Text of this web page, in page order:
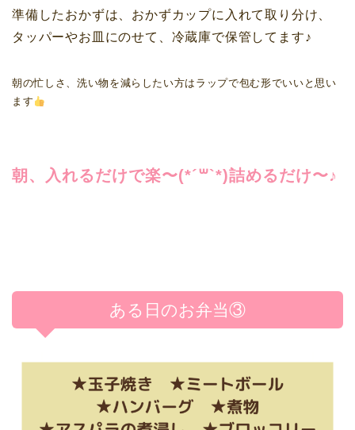
準備したおかずは、おかずカップに入れて取り分け、
タッパーやお皿にのせて、冷蔵庫で保管してます♪
朝の忙しさ、洗い物を減らしたい方はラップで包む形でいいと思い
ます
朝、入れるだけで楽〜(*´꒳`*)詰めるだけ〜♪
ある日のお弁当③